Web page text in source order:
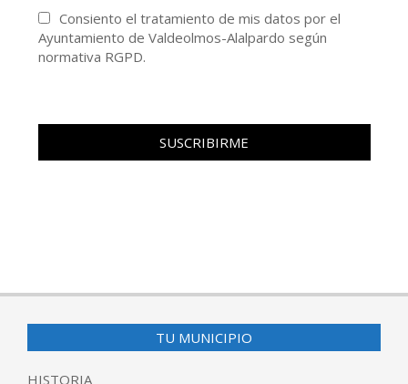
Consiento el tratamiento de mis datos por el
Ayuntamiento de Valdeolmos-Alalpardo según
normativa RGPD.
TU MUNICIPIO
HISTORIA